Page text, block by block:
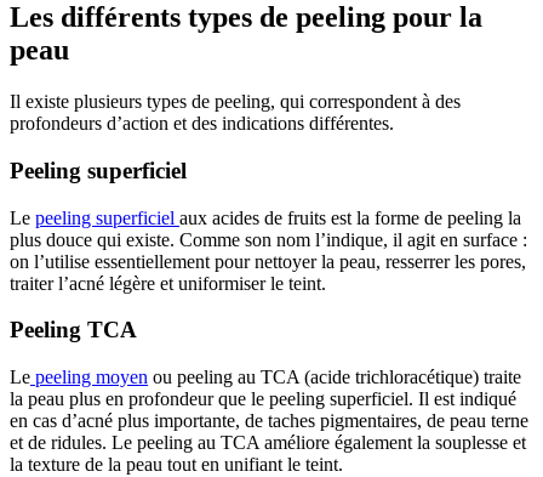
Les différents types de peeling pour la
peau
Il existe plusieurs types de peeling, qui correspondent à des
profondeurs d’action et des indications différentes.
Peeling superficiel
Le peeling superficiel aux acides de fruits est la forme de peeling la
plus douce qui existe. Comme son nom l’indique, il agit en surface :
on l’utilise essentiellement pour nettoyer la peau, resserrer les pores,
traiter l’acné légère et uniformiser le teint.
Peeling TCA
Le peeling moyen ou peeling au TCA (acide trichloracétique) traite
la peau plus en profondeur que le peeling superficiel. Il est indiqué
en cas d’acné plus importante, de taches pigmentaires, de peau terne
et de ridules. Le peeling au TCA améliore également la souplesse et
la texture de la peau tout en unifiant le teint.